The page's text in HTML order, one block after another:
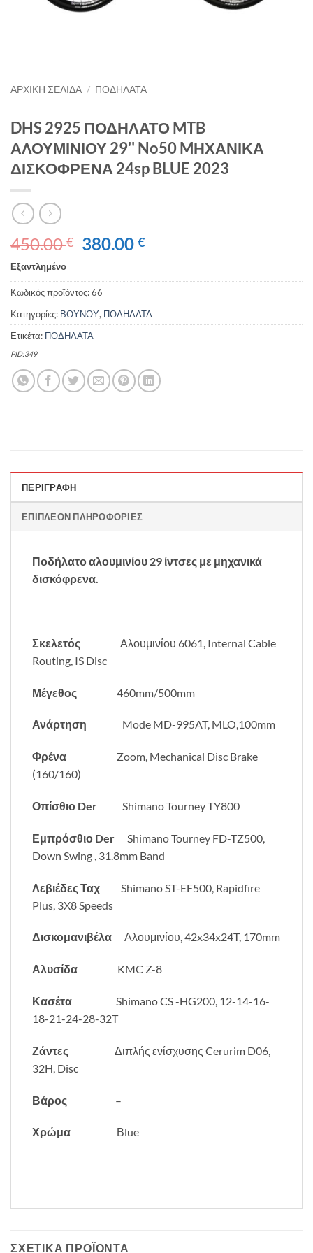
ΑΡΧΙΚΉ ΣΕΛΊΔΑ / ΠΟΔΗΛΑΤΑ
DHS 2925 ΠΟΔΗΛΑΤΟ MTB
ΑΛΟΥΜΙΝΙΟΥ 29'' No50 MΗΧΑΝΙΚΑ
ΔΙΣΚΟΦΡΕΝΑ 24sp BLUE 2023
450.00€ Original
was:
450.00 €.
380.00€Η
τιμή
380.00 €.
Εξαντλημένο
Κωδικός προϊόντος:66
Κατηγορίες: ΒΟΥΝΟΥ, ΠΟΔΗΛΑΤΑ
Ετικέτα: ΠΟΔΗΛΑΤΑ
PID:349
ΠΕΡΙΓΡΑΦΉ
ΕΠΙΠΛΈΟΝ ΠΛΗΡΟΦΟΡΊΕΣ
Ποδήλατο αλουμινίου 29 ίντσες με μηχανικά
δισκόφρενα.
Σκελετός Αλουμινίου 6061, Internal Cable
Routing, IS Disc
Μέγεθος 460mm/500mm
Ανάρτηση Mode MD-995AT, MLO,100mm
Φρένα
Zoom, Mechanical Disc Brake
(160/160)
Οπίσθιο Der Shimano Tourney TY800
Εμπρόσθιο Der Shimano Tourney FD-TZ500,
Down Swing , 31.8mm Band
Λεβιέδες Ταχ Shimano ST-EF500, Rapidfire
Plus, 3X8 Speeds
Δισκομανιβέλα Αλουμινίου, 42x34x24T, 170mm
Αλυσίδα KMC Z-8
Κασέτα
Shimano CS -HG200, 12-14-16-
18-21-24-28-32T
Ζάντες Διπλής ενίσχυσης Cerurim D06,
32H, Disc
Βάρος –
Χρώμα Βlue
ΣΧΕΤΙΚΆ ΠΡΟΪΌΝΤΑ